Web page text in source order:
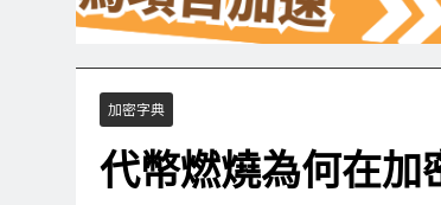
加密字典
代幣燃燒為何在加